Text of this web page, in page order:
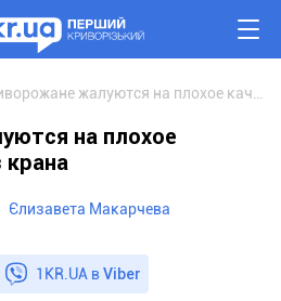
на плохое
крана
Єлизавета Макарчева
1KR.UA вViber